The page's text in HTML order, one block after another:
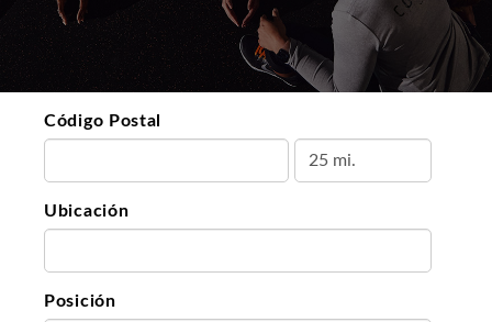
Código Postal
Ubicación
Posición